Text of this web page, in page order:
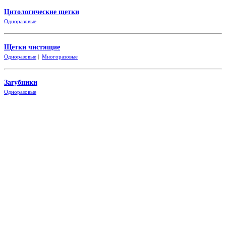
Цитологические щетки
Одноразовые
Щетки чистящие
Одноразовые Многоразовые
Загубники
Одноразовые